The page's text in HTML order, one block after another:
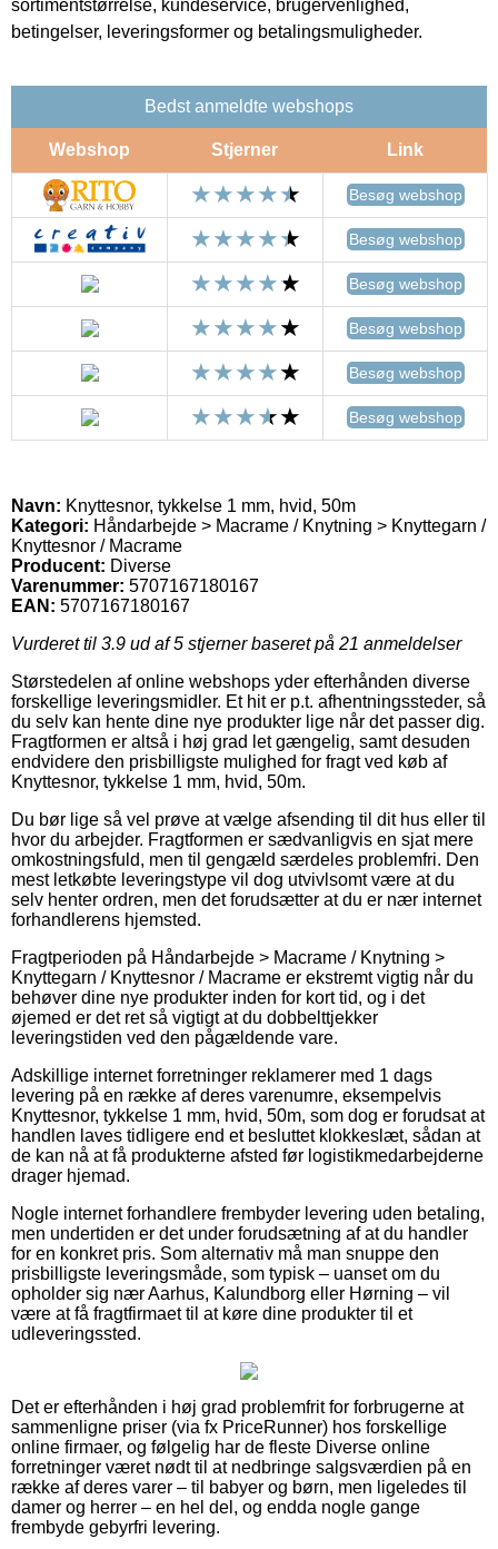
sortimentstørrelse, kundeservice, brugervenlighed,
betingelser, leveringsformer og betalingsmuligheder.
Bedst anmeldte webshops
Webshop Stjerner Link
Besøg webshop
Besøg webshop
Besøg webshop
Besøg webshop
Besøg webshop
Besøg webshop
Navn: Knyttesnor, tykkelse 1 mm, hvid, 50m
Kategori: Håndarbejde > Macrame / Knytning > Knyttegarn /
Knyttesnor / Macrame
Producent: Diverse
Varenummer: 5707167180167
EAN: 5707167180167
Vurderet til 3.9 ud af 5 stjerner baseret på 21 anmeldelser
Størstedelen af online webshops yder efterhånden diverse
forskellige leveringsmidler. Et hit er p.t. afhentningssteder, så
du selv kan hente dine nye produkter lige når det passer dig.
Fragtformen er altså i høj grad let gængelig, samt desuden
endvidere den prisbilligste mulighed for fragt ved køb af
Knyttesnor, tykkelse 1 mm, hvid, 50m.
Du bør lige så vel prøve at vælge afsending til dit hus eller til
hvor du arbejder. Fragtformen er sædvanligvis en sjat mere
omkostningsfuld, men til gengæld særdeles problemfri. Den
mest letkøbte leveringstype vil dog utvivlsomt være at du
selv henter ordren, men det forudsætter at du er nær internet
forhandlerens hjemsted.
Fragtperioden på Håndarbejde > Macrame / Knytning >
Knyttegarn / Knyttesnor / Macrame er ekstremt vigtig når du
behøver dine nye produkter inden for kort tid, og i det
øjemed er det ret så vigtigt at du dobbelttjekker
leveringstiden ved den pågældende vare.
Adskillige internet forretninger reklamerer med 1 dags
levering på en række af deres varenumre, eksempelvis
Knyttesnor, tykkelse 1 mm, hvid, 50m, som dog er forudsat at
handlen laves tidligere end et besluttet klokkeslæt, sådan at
de kan nå at få produkterne afsted før logistikmedarbejderne
drager hjemad.
Nogle internet forhandlere frembyder levering uden betaling,
men undertiden er det under forudsætning af at du handler
for en konkret pris. Som alternativ må man snuppe den
prisbilligste leveringsmåde, som typisk – uanset om du
opholder sig nær Aarhus, Kalundborg eller Hørning – vil
være at få fragtfirmaet til at køre dine produkter til et
udleveringssted.
Det er efterhånden i høj grad problemfrit for forbrugerne at
sammenligne priser (via fx PriceRunner) hos forskellige
online firmaer, og følgelig har de fleste Diverse online
forretninger været nødt til at nedbringe salgsværdien på en
række af deres varer – til babyer og børn, men ligeledes til
damer og herrer – en hel del, og endda nogle gange
frembyde gebyrfri levering.